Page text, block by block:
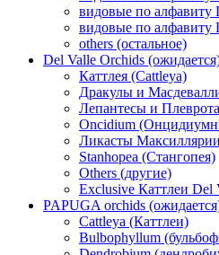
видовые по алфавиту
видовые по алфавиту
others (остальное)
Del Valle Orchids
Каттлея (Cattleya)
Дракулы и
Лепантесы и
Oncidium
Ликасты Максиллярии
Stanhopea (Стангопея)
Others (другие)
Exclusive Каттлеи Del
PAPUGA orchids
Cattleya (Каттлеи)
Bulbophyllum